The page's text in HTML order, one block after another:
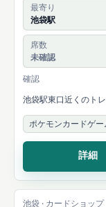
最寄り
池袋駅
席数
未確認
確認
池袋駅東口近くのト
トアと店舗Xで販売、
ています。
ポケモンカードゲー
詳細
池袋 · カードショップ